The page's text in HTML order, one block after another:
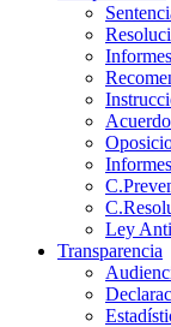
Ley
Transparencia